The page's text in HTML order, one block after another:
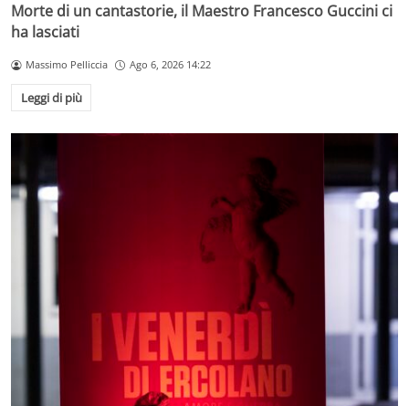
Morte di un cantastorie, il Maestro Francesco Guccini ci
ha lasciati
Massimo Pelliccia Ago 6, 2026 14:22
Leggi di più